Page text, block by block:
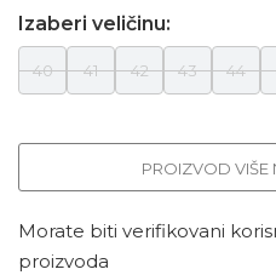
Izaberi veličinu:
40 41 42 43 44
PROIZVOD VIŠE
Morate biti verifikovani
proizvoda